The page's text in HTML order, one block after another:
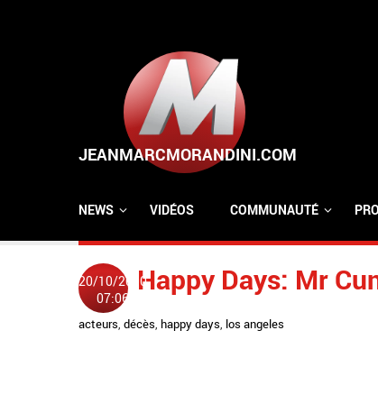
NEWS VIDÉOS COMMUNAUTÉ
20/10/2010
07:06
Happy Days: Mr
acteurs, décès, happy days, los angeles